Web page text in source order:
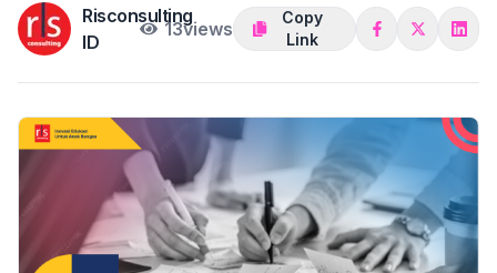
Risconsulting
ID
13views
Copy
Link